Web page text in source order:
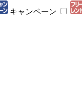
キャンペーン